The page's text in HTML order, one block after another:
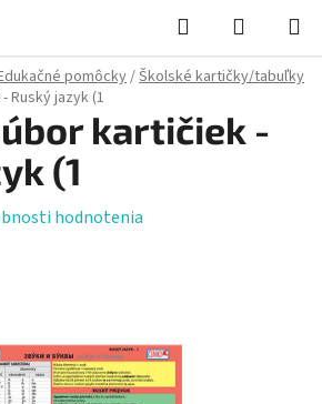
Hľadať
KOŠÍK
pomôcky/Školské kartičky/tabuľky
Ruský jazyk (1
kartičiek -
(1
hodnotenia